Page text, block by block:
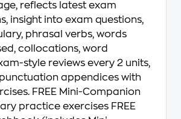
reflects latest exam
insight into exam questions,
phrasal verbs, words
collocations, word
style reviews every 2 units,
appendices with
FREE Mini-Companion
practice exercises FREE